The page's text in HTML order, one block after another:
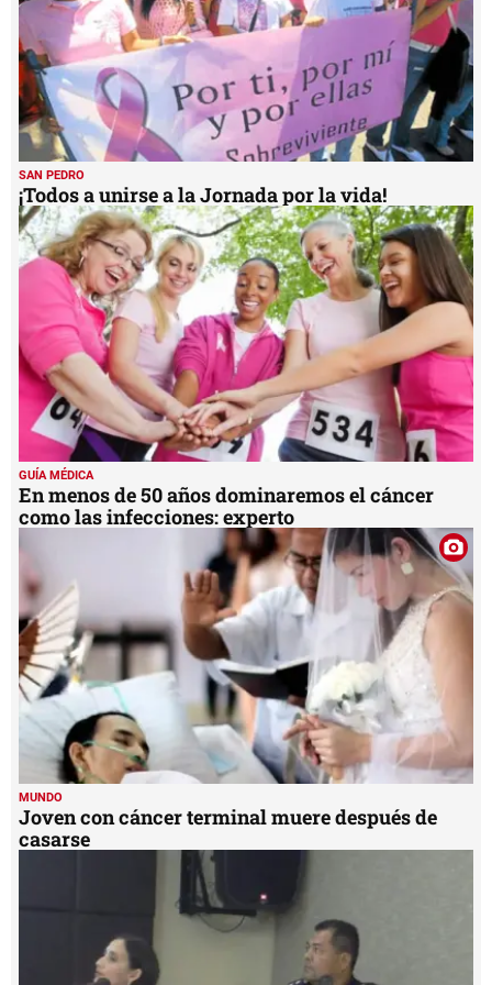
SAN PEDRO
¡Todos a unirse a la Jornada por la vida!
GUÍA MÉDICA
En menos de 50 años dominaremos el cáncer
como las infecciones: experto
MUNDO
Joven con cáncer terminal muere después de
casarse